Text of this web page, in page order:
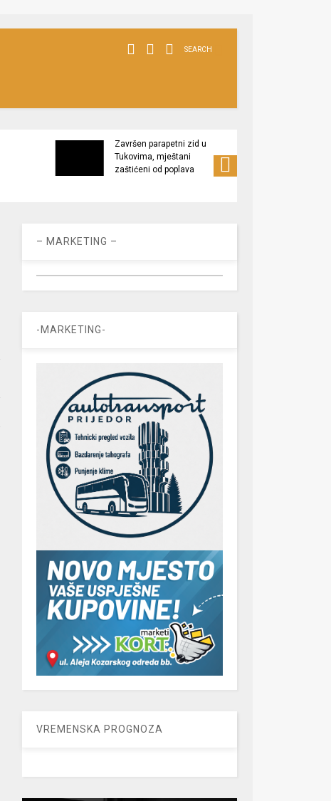
SEARCH
Završen parapetni zid u
Tukovima, mještani
zaštićeni od poplava
– MARKETING –
-MARKETING-
VREMENSKA PROGNOZA